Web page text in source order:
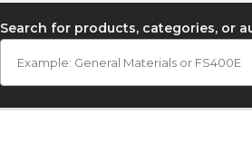
Search for products, categories, or